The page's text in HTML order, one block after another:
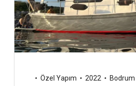
Özel Yapım 2022 Bodrum